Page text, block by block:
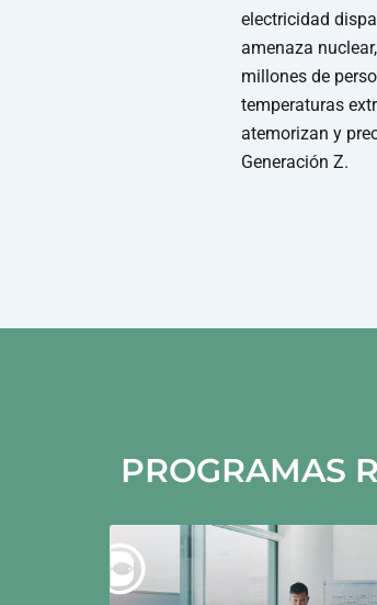
electricidad
amenaza
millones de
temperaturas
atemorizan y
Generación Z.
PROGRAMAS